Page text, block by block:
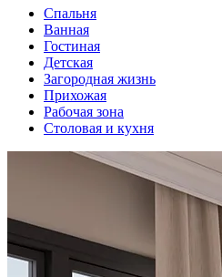
Спальня
Ванная
Гостиная
Детская
Загородная жизнь
Прихожая
Рабочая зона
Столовая и кухня